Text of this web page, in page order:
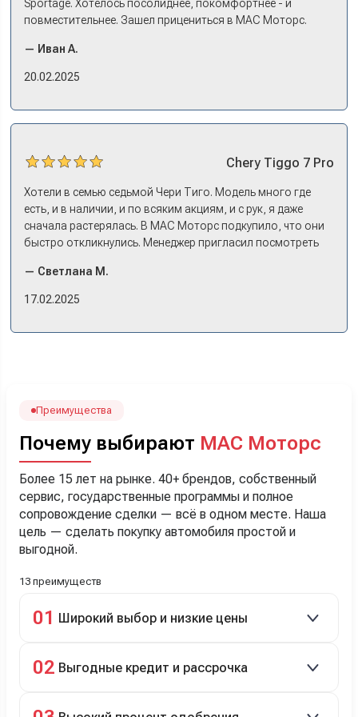
Sportage. Хотелось посолиднее, покомфортнее - и
повместительнее. Зашел прицениться в МАС Моторс.
и прям мое! Даже не скажешь, что «китаец». Прям не
вылезая из него и порешали. Спортэйдж в трейд-ин
— Иван А.
20.02.2025
Chery Tiggo 7 Pro
Хотели в семью седьмой Чери Тиго. Модель много где
есть, и в наличии, и по всяким акциям, и с рук, я даже
сначала растерялась. В МАС Моторс подкупило, что они
быстро откликнулись. Менеджер пригласил посмотреть
примериться. Нам тут недалеко, пришли в салон - и в тот
же день купили машину! Неожиданно, но довольны! Все
менеджеру Сергею, профессионал своего дела!
— Светлана М.
17.02.2025
Преимущества
Почему выбирают МАС Моторс
Более 15 лет на рынке. 40+ брендов, собственный
сервис, государственные программы и полное
сопровождение сделки — всё в одном месте. Наша
цель — сделать покупку автомобиля простой и
выгодной.
13 преимуществ
01 Широкий выбор и низкие цены
подержанные авто.
02 Выгодные кредит и рассрочка